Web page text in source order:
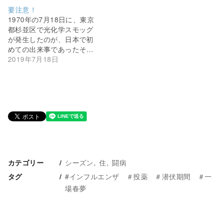
要注意！
1970年の7月18日に、東京
都杉並区で光化学スモッグ
が発生したのが、日本で初
めての出来事であったそ…
2019年7月18日
カテゴリー シーズン 住 闘病
タグ
#インフルエンザ ＃投薬 ＃潜伏期間 ＃一
場春夢